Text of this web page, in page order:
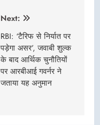
Next:
RBI: ‘टैरिफ से निर्यात पर
पड़ेगा असर’, जवाबी शुल्क
के बाद आर्थिक चुनौतियों
पर आरबीआई गवर्नर ने
जताया यह अनुमान